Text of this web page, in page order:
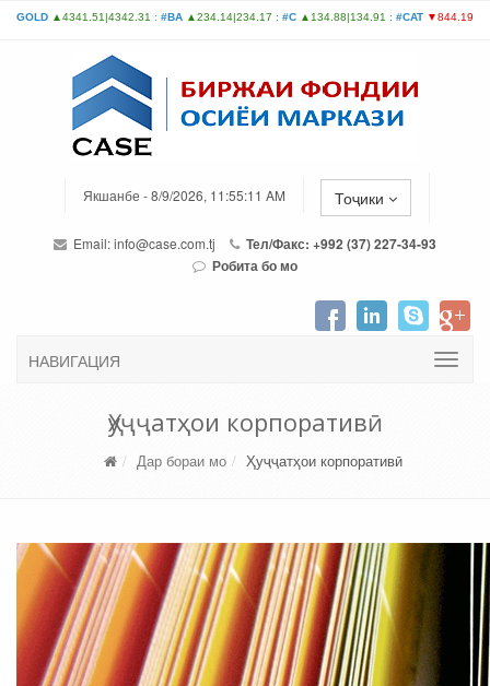
Якшанбе - 8/9/2026, 11:55:11 AM Тоҷики
Email:info@case.com.tj
Тел/Факс: +992 (37) 227-34-93
Робита бо мо
НАВИГАЦИЯ
Ҳуҷҷатҳои корпоративӣ
Дар бораи мо Ҳуҷҷатҳои корпоративӣ